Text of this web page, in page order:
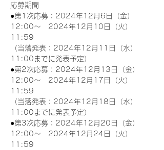
応募期間
●第1次応募：2024年12月6日（金）
12:00～　2024年12月10日（火）
11:59
（当落発表：2024年12月11日（水）
11:00までに発表予定）
●第2次応募：2024年12月13日（金）
12:00～　2024年12月17日（火）
11:59
（当落発表：2024年12月18日（水）
11:00までに発表予定）
●第3次応募：2024年12月20日（金）
12:00～　2024年12月24日（火）
11:59